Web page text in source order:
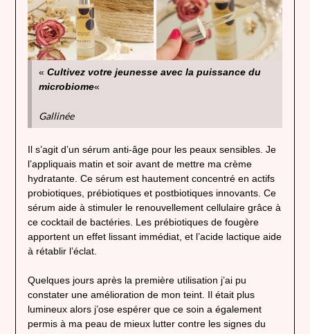
« Cultivez votre jeunesse avec la puissance du
microbiome«
Gallinée
Il s’agit d’un sérum anti-âge pour les peaux sensibles. Je
l’appliquais matin et soir avant de mettre ma crème
hydratante. Ce sérum est hautement concentré en actifs
probiotiques, prébiotiques et postbiotiques innovants. Ce
sérum aide à stimuler le renouvellement cellulaire grâce à
ce cocktail de bactéries. Les prébiotiques de fougère
apportent un effet lissant immédiat, et l’acide lactique aide
à rétablir l’éclat.
Quelques jours après la première utilisation j’ai pu
constater une amélioration de mon teint. Il était plus
lumineux alors j’ose espérer que ce soin a également
permis à ma peau de mieux lutter contre les signes du